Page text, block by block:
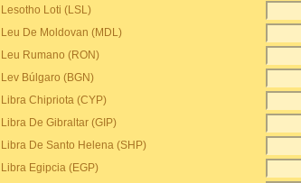
Lesotho Loti (LSL)
Leu De Moldovan (MDL)
Leu Rumano (RON)
Lev Búlgaro (BGN)
Libra Chipriota (CYP)
Libra De Gibraltar (GIP)
Libra De Santo Helena (SHP)
Libra Egipcia (EGP)